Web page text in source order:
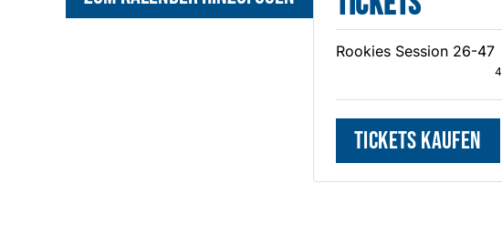
Rookies Session 26-47
4
Tickets kaufen